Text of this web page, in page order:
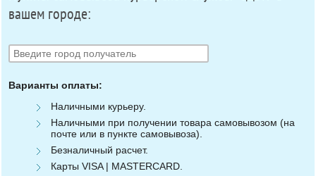
вашем городе:
Варианты оплаты:
Наличными курьеру.
Наличными при получении товара самовывозом (на
почте или в пункте самовывоза).
Безналичный расчет.
Карты VISA | MASTERCARD.